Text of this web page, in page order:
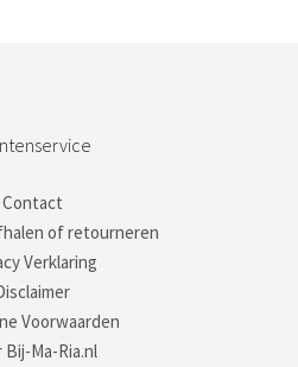
Contact
of retourneren
Verklaring
Voorwaarden
Bij-Ma-Ria.nl